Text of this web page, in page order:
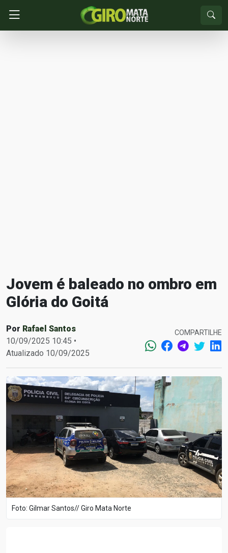
Jovem é baleado no ombro em
Glória do Goitá
Por Rafael Santos
10/09/2025 10:45 •
Atualizado 10/09/2025
COMPARTILHE
Foto: Gilmar Santos// Giro Mata Norte